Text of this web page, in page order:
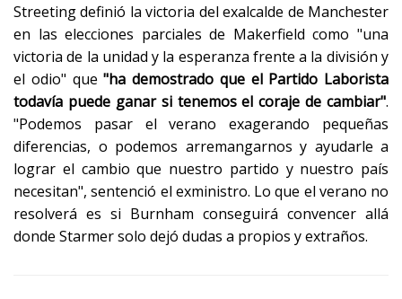
Streeting definió la victoria del exalcalde de Manchester
en las elecciones parciales de Makerfield como "una
victoria de la unidad y la esperanza frente a la división y
el odio" que"ha demostrado que el Partido Laborista
todavía puede ganar si tenemos el coraje de cambiar".
"Podemos pasar el verano exagerando pequeñas
diferencias, o podemos arremangarnos y ayudarle a
lograr el cambio que nuestro partido y nuestro país
necesitan", sentenció el exministro. Lo que el verano no
resolverá es si Burnham conseguirá convencer allá
donde Starmer solo dejó dudas a propios y extraños.